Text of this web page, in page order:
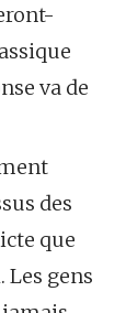
va de
des
que
gens